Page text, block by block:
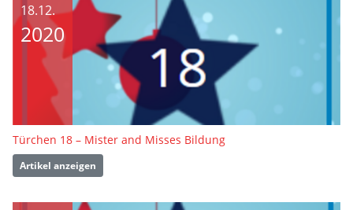
18.12.
2020
Türchen 18 – Mister and Misses Bildung
Artikel anzeigen